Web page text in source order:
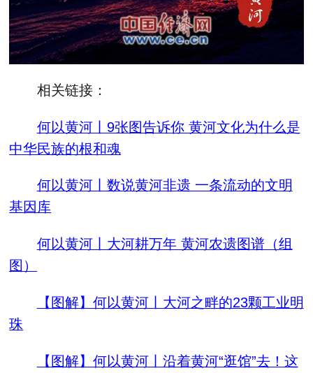
相关链接：
何以黄河丨9张图告诉你 黄河文化为什么是
中华民族的根和魂
何以黄河丨数说黄河非遗 一条流动的文明
基因库
何以黄河丨大河耕万年 黄河农遗图谱（组
图）
【图解】何以黄河丨大河之畔的23颗工业明
珠
【图解】何以黄河丨沿着黄河“逛馆”去！这